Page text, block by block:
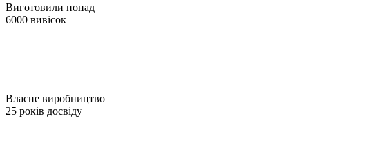
Виготовили понад
6000 вивісок
Власне виробництво
25 років досвіду